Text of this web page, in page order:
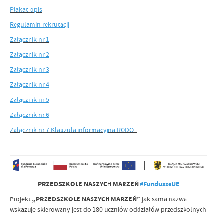
Plakat-opis
Regulamin rekrutacji
Załącznik nr 1
Załącznik nr 2
Załącznik nr 3
Załącznik nr 4
Załącznik nr 5
Załącznik nr 6
Załącznik nr 7 Klauzula informacyjna RODO
PRZEDSZKOLE NASZYCH MARZEŃ#FunduszeUE
Projekt „PRZEDSZKOLE NASZYCH MARZEŃ” jak sama nazwa
wskazuje skierowany jest do 180 uczniów oddziałów przedszkolnych